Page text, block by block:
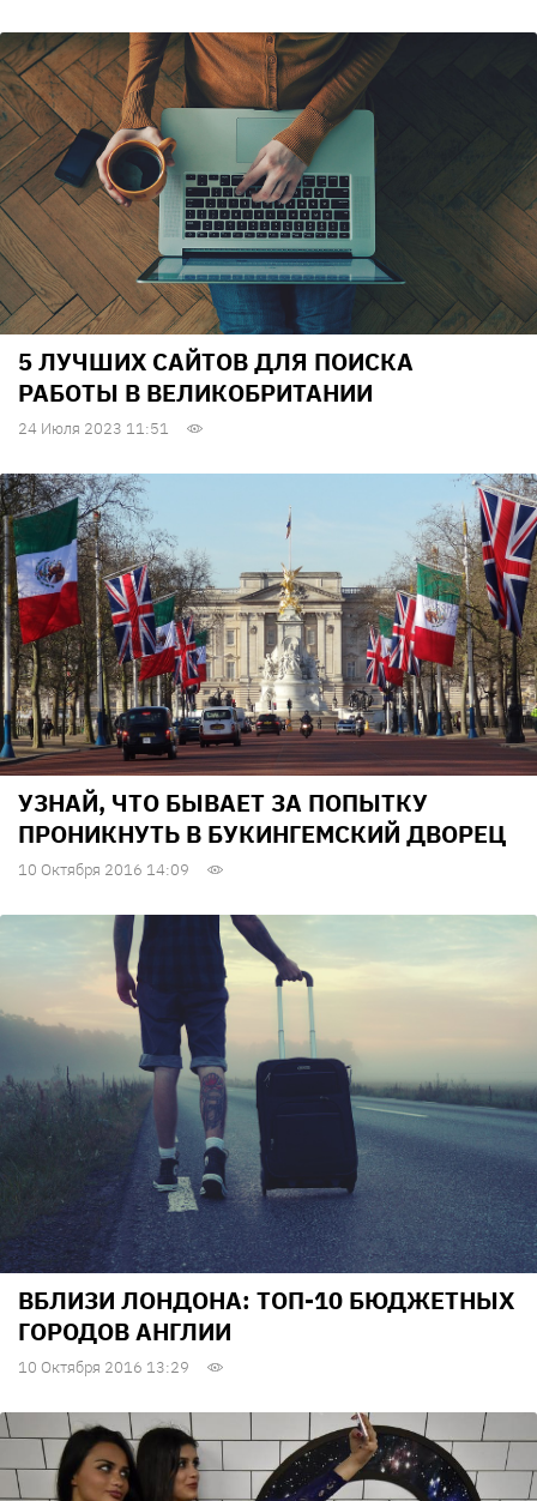
5 ЛУЧШИХ САЙТОВ ДЛЯ ПОИСКА
РАБОТЫ В ВЕЛИКОБРИТАНИИ
24 Июля 2023 11:51
УЗНАЙ, ЧТО БЫВАЕТ ЗА ПОПЫТКУ
ПРОНИКНУТЬ В БУКИНГЕМСКИЙ ДВОРЕЦ
10 Октября 2016 14:09
ВБЛИЗИ ЛОНДОНА: ТОП-10 БЮДЖЕТНЫХ
ГОРОДОВ АНГЛИИ
10 Октября 2016 13:29